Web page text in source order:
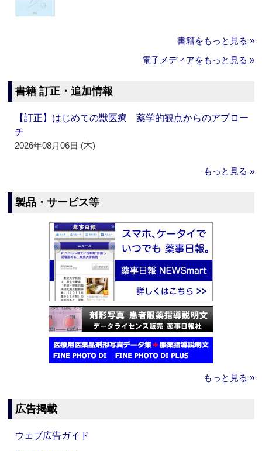
書籍をもっと見る »
電子メディアをもっと見る »
書籍 訂正・追加情報
【訂正】はじめての獣医療 薬学的観点からのアプロー
チ
2026年08月06日 (木)
もっと見る »
製品・サービス等
もっと見る »
広告掲載
ウェブ広告ガイド